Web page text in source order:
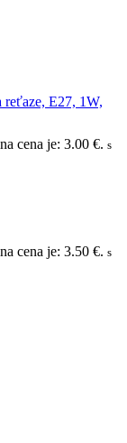
reťaze, E27, 1W,
cena je: 3.00 €. s
cena je: 3.50 €. s